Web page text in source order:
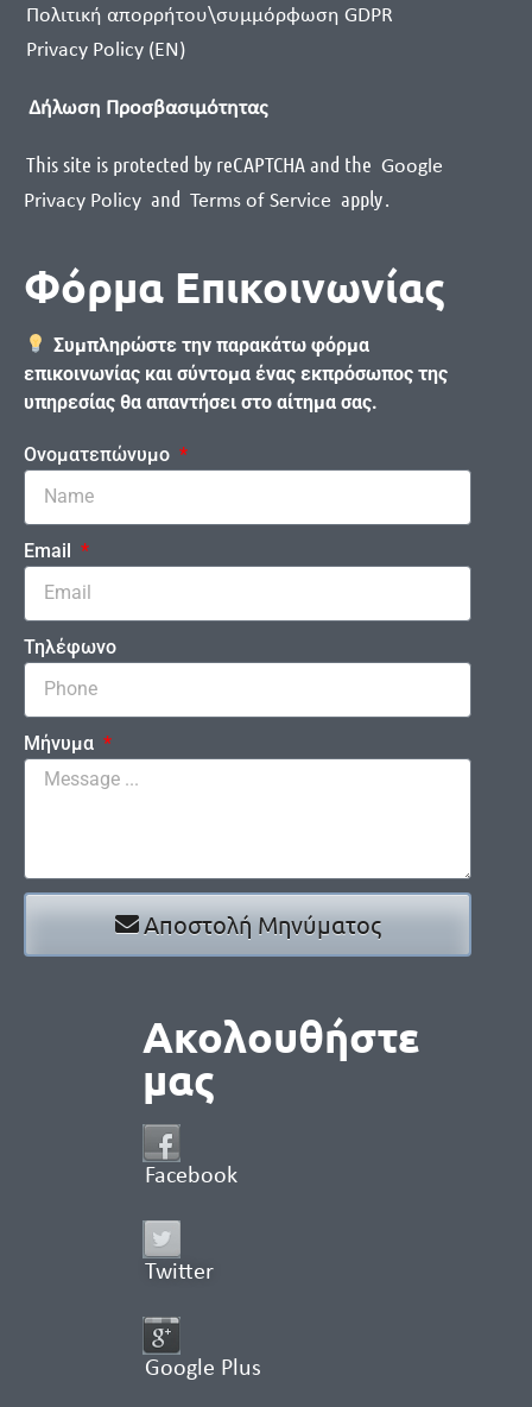
Πολιτική απορρήτου\συμμόρφωση GDPR
Privacy Policy (EN)
Δήλωση Προσβασιμότητας
This site is protected by reCAPTCHA and the Google
Privacy Policy and Terms of Service apply.
Φόρμα Επικοινωνίας
Συμπληρώστε την παρακάτω φόρμα
επικοινωνίας και σύντομα ένας εκπρόσωπος της
υπηρεσίας θα απαντήσει στο αίτημα σας.
Ονοματεπώνυμο
Email
Τηλέφωνο
Μήνυμα
Αποστολή Μηνύματος
Ακολουθήστε
μας
Facebook
Twitter
Google Plus